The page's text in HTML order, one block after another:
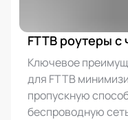
FTTB роутеры с
Ключевое
для FTTB
пропускную
беспроводную